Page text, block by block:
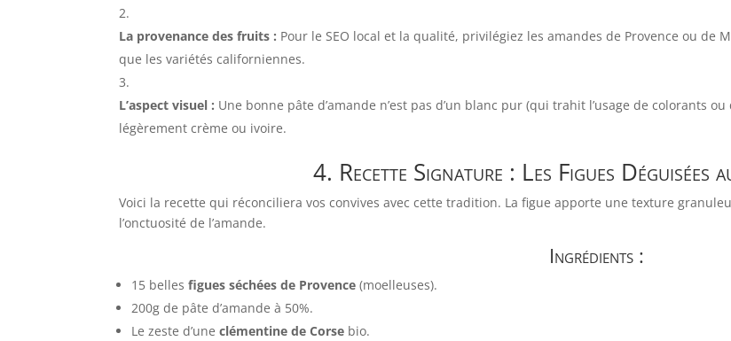
La provenance des fruits : Pour le SEO local et la qualité, privilégiez les amandes de Provence ou de
que les variétés californiennes.
L’aspect visuel : Une bonne pâte d’amande n’est pas d’un blanc pur (qui trahit l’usage de colorants
légèrement crème ou ivoire.
4. Recette Signature : Les Figues Déguisées
Voici la recette qui réconciliera vos convives avec cette tradition. La figue apporte une texture
l’onctuosité de l’amande.
Ingrédients :
15 bellesfigues séchées de Provence (moelleuses).
200g de pâte d’amande à 50%.
Le zeste d’uneclémentine de Corse bio.